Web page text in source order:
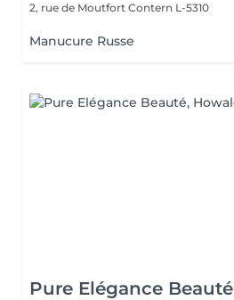
2, rue de Moutfort Contern L-5310
Manucure Russe
Pure Elégance Beauté